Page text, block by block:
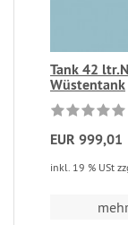
Tank 42
Wüstentank
EUR 999,01
inkl. 19 % USt